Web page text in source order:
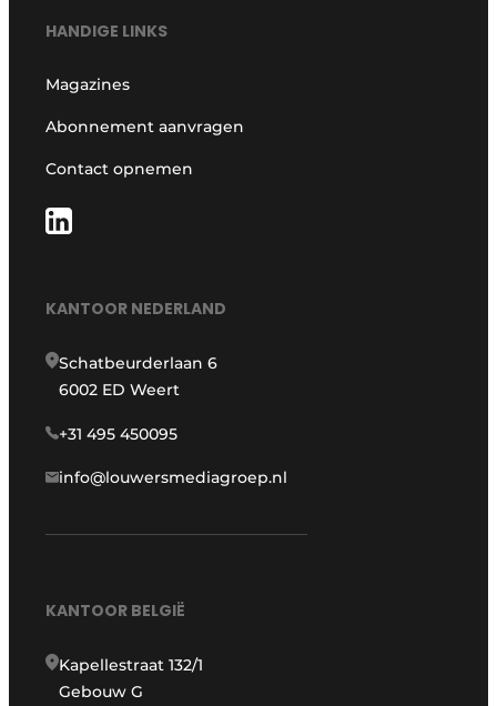
HANDIGE LINKS
Magazines
Abonnement aanvragen
Contact opnemen
KANTOOR NEDERLAND
Schatbeurderlaan 6
6002 ED Weert
+31 495 450095
info@louwersmediagroep.nl
KANTOOR BELGIË
Kapellestraat 132/1
Gebouw G